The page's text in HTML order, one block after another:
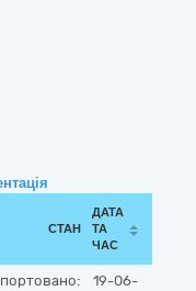
СТАН
ДАТА
ТА
ЧАС
19-06-